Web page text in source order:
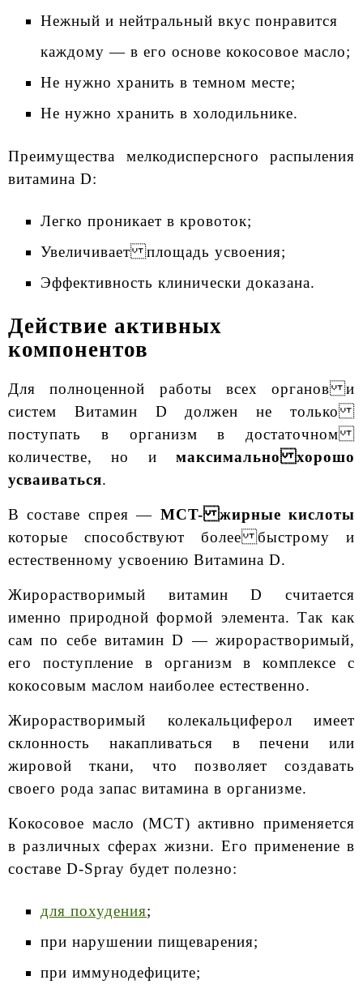
Нежный и нейтральный вкус понравится
каждому — в его основе кокосовое масло;
Не нужно хранить в темном месте;
Не нужно хранить в холодильнике.
Преимущества мелкодисперсного распыления
витамина D:
Легко проникает в кровоток;
Увеличивает площадь усвоения;
Эффективность клинически доказана.
Действие активных
компонентов
Для полноценной работы всех органов и
систем Витамин D должен не только
поступать в организм в достаточном
количестве, но и максимально хорошо
усваиваться.
В составе спрея — МСT- жирные кислоты
которые способствуют более быстрому и
естественному усвоению Витамина D.
Жирорастворимый витамин D считается
именно природной формой элемента. Так как
сам по себе витамин D — жирорастворимый,
его поступление в организм в комплексе с
кокосовым маслом наиболее естественно.
Жирорастворимый колекальциферол имеет
склонность накапливаться в печени или
жировой ткани, что позволяет создавать
своего рода запас витамина в организме.
Кокосовое масло (МСТ) активно применяется
в различных сферах жизни. Его применение в
составе D-Spray будет полезно:
для похудения;
при нарушении пищеварения;
при иммунодефиците;